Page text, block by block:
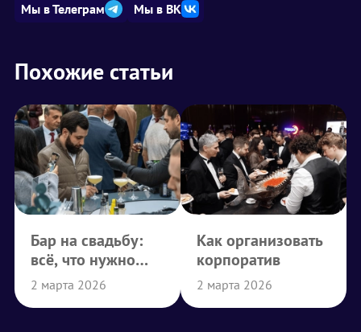
Мы в Телеграм Мы в ВК
Похожие статьи
Бар на свадьбу:
всё, что нужно
знать
2 марта 2026
Как организовать
корпоратив
2 марта 2026